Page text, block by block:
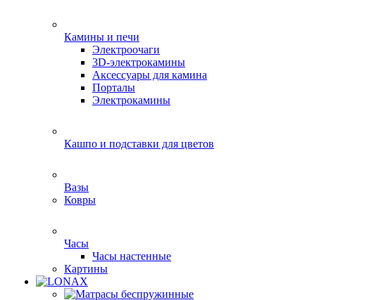
Камины и печи
Электроочаги
3D-электрокамины
Аксессуары для камина
Порталы
Электрокамины
Кашпо и подставки для цветов
Вазы
Ковры
Часы
Часы настенные
Картины